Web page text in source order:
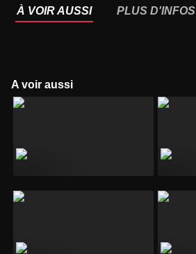
À VOIR AUSSI PLUS D'INFOS
A voir aussi